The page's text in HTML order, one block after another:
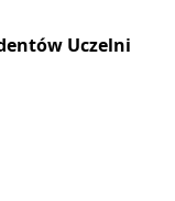
Uczelni